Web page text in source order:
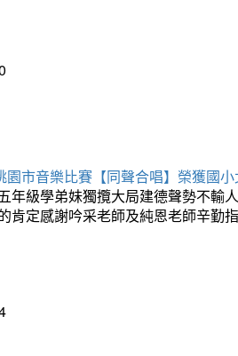
市音樂比賽【同聲合唱】榮獲國
年級學弟妹獨攬大局建德聲勢不輸
肯定感謝吟采老師及純恩老師辛勤